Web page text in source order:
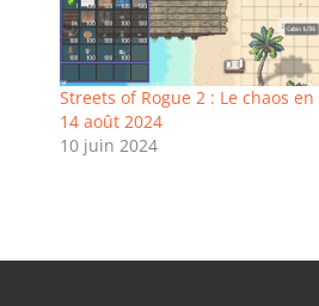
Streets of Rogue 2 : Le chaos
14 août 2024
10 juin 2024